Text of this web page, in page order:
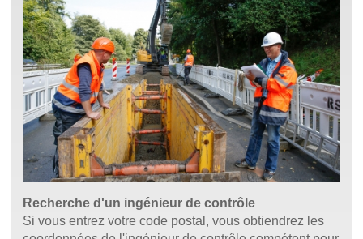
Recherche d'un ingénieur de contrôle
Si vous entrez votre code postal, vous obtiendrez les